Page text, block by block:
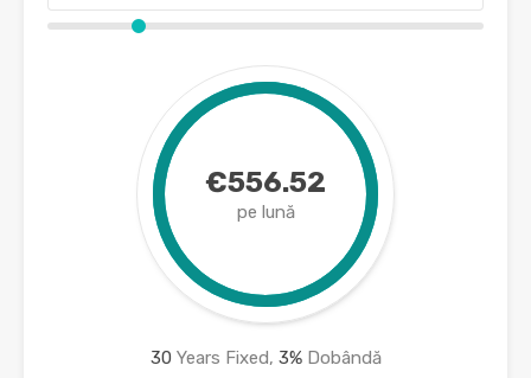
€556.52
pe lună
30 Years Fixed, 3%Dobândă